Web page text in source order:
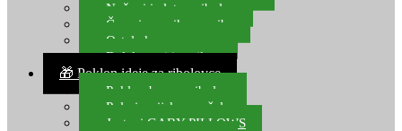
Noževi i alat za ribolov
Čamci za prihranu ribe
Ostala kamp oprema
Dalekozori i optika
🎁 Poklon ideje za ribolovce
Poklon bon za ribolov
Polarizacijske naočale
Jastuci GABY PILLOWS